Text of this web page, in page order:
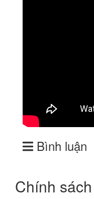
Bình luận
Chính